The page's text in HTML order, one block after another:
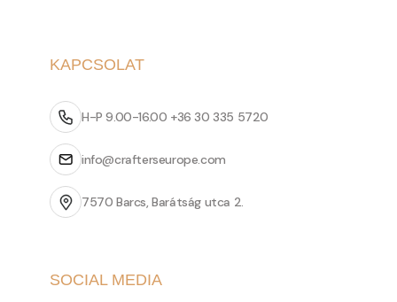
KAPCSOLAT
H-P 9.00-16.00 +36 30 335 5720
info@crafterseurope.com
7570 Barcs, Barátság utca 2.
SOCIAL MEDIA